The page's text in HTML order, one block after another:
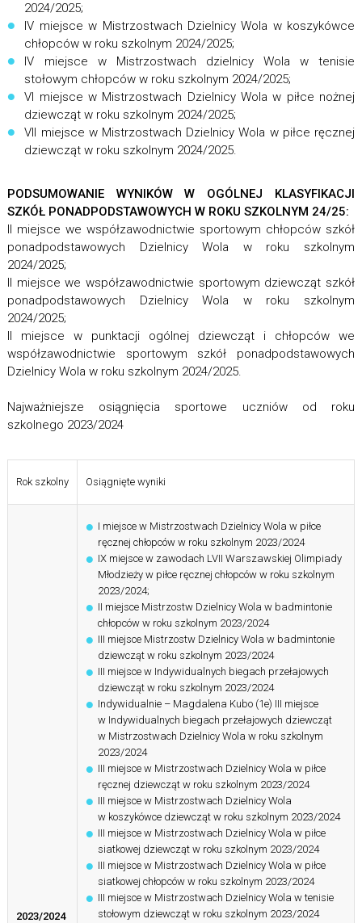
2024/2025;
IV miejsce w Mistrzostwach Dzielnicy Wola w koszykówce
chłopców w roku szkolnym 2024/2025;
IV miejsce w Mistrzostwach dzielnicy Wola w tenisie
stołowym chłopców w roku szkolnym 2024/2025;
VI miejsce w Mistrzostwach Dzielnicy Wola w piłce nożnej
dziewcząt w roku szkolnym 2024/2025;
VII miejsce w Mistrzostwach Dzielnicy Wola w piłce ręcznej
dziewcząt w roku szkolnym 2024/2025.
PODSUMOWANIE WYNIKÓW W OGÓLNEJ KLASYFIKACJI
SZKÓŁ PONADPODSTAWOWYCH W ROKU SZKOLNYM 24/25:
II miejsce we współzawodnictwie sportowym chłopców szkół
ponadpodstawowych Dzielnicy Wola w roku szkolnym
2024/2025;
II miejsce we współzawodnictwie sportowym dziewcząt szkół
ponadpodstawowych Dzielnicy Wola w roku szkolnym
2024/2025;
II miejsce w punktacji ogólnej dziewcząt i chłopców we
współzawodnictwie sportowym szkół ponadpodstawowych
Dzielnicy Wola w roku szkolnym 2024/2025.
Najważniejsze osiągnięcia sportowe uczniów od roku
szkolnego 2023/2024
Rok szkolny Osiągnięte wyniki
2023/2024
I miejsce w Mistrzostwach Dzielnicy Wola w piłce
ręcznej chłopców w roku szkolnym 2023/2024
IX miejsce w zawodach LVII Warszawskiej Olimpiady
Młodzieży w piłce ręcznej chłopców w roku szkolnym
2023/2024;
II miejsce Mistrzostw Dzielnicy Wola w badmintonie
chłopców w roku szkolnym 2023/2024
III miejsce Mistrzostw Dzielnicy Wola w badmintonie
dziewcząt w roku szkolnym 2023/2024
III miejsce w Indywidualnych biegach przełajowych
dziewcząt w roku szkolnym 2023/2024
Indywidualnie – Magdalena Kubo (1e) III miejsce
w Indywidualnych biegach przełajowych dziewcząt
w Mistrzostwach Dzielnicy Wola w roku szkolnym
2023/2024
III miejsce w Mistrzostwach Dzielnicy Wola w piłce
ręcznej dziewcząt w roku szkolnym 2023/2024
III miejsce w Mistrzostwach Dzielnicy Wola
w koszykówce dziewcząt w roku szkolnym 2023/2024
III miejsce w Mistrzostwach Dzielnicy Wola w piłce
siatkowej dziewcząt w roku szkolnym 2023/2024
III miejsce w Mistrzostwach Dzielnicy Wola w piłce
siatkowej chłopców w roku szkolnym 2023/2024
III miejsce w Mistrzostwach Dzielnicy Wola w tenisie
stołowym dziewcząt w roku szkolnym 2023/2024